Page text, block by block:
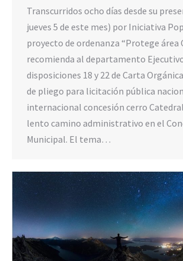
Transcurridos ocho días desde su
jueves 5 de este mes) por Iniciativa
proyecto de ordenanza “Protege área
recomienda al departamento
disposiciones 18 y 22 de Carta
de pliego para licitación pública
internacional concesión cerro
lento camino administrativo en el
Municipal. El tema…